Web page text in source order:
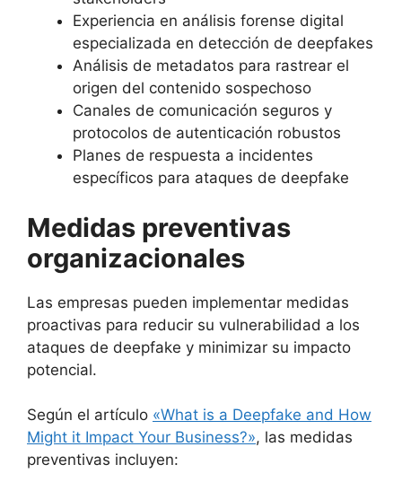
Experiencia en análisis forense digital
especializada en detección de deepfakes
Análisis de metadatos para rastrear el
origen del contenido sospechoso
Canales de comunicación seguros y
protocolos de autenticación robustos
Planes de respuesta a incidentes
específicos para ataques de deepfake
Medidas preventivas
organizacionales
Las empresas pueden implementar medidas
proactivas para reducir su vulnerabilidad a los
ataques de deepfake y minimizar su impacto
potencial.
Según el artículo «What is a Deepfake and How
Might it Impact Your Business?», las medidas
preventivas incluyen: